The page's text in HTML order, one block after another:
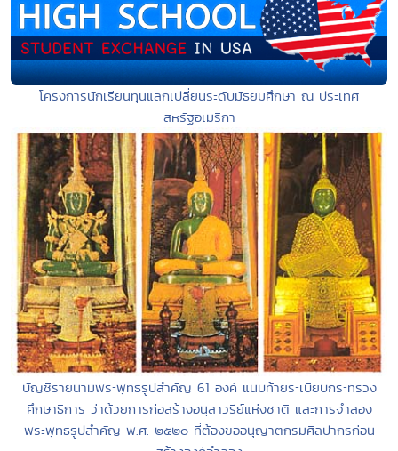
โครงการนักเรียนทุนแลกเปลี่ยนระดับมัธยมศึกษา ณ ประเทศ
สหรัฐอเมริกา
บัญชีรายนามพระพุทธรูปสำคัญ 61 องค์ แนบท้ายระเบียบกระทรวง
ศึกษาธิการ ว่าด้วยการก่อสร้างอนุสาวรีย์แห่งชาติ และการจำลอง
พระพุทธรูปสำคัญ พ.ศ. ๒๕๒๐ ที่ต้องขออนุญาตกรมศิลปากรก่อน